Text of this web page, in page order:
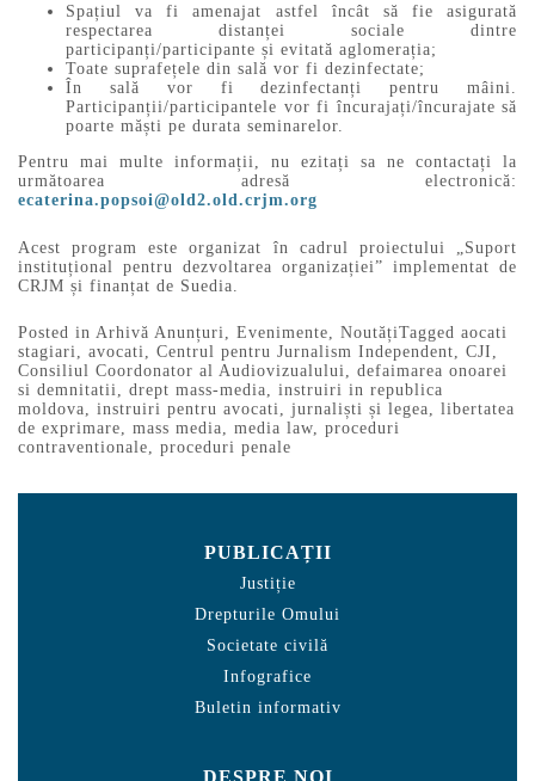
Spațiul va fi amenajat astfel încât să fie asigurată
respectarea distanței sociale dintre
participanți/participante și evitată aglomerația;
Toate suprafețele din sală vor fi dezinfectate;
În sală vor fi dezinfectanți pentru mâini.
Participanții/participantele vor fi încurajați/încurajate să
poarte măști pe durata seminarelor.
Pentru mai multe informații, nu ezitați sa ne contactați la
următoarea adresă electronică:
ecaterina.popsoi@old2.old.crjm.org
Acest program este organizat în cadrul proiectului „Suport
instituțional pentru dezvoltarea organizației” implementat de
CRJM și finanțat de Suedia.
Posted in Arhivă Anunțuri, Evenimente, NoutățiTagged aocati
stagiari, avocati, Centrul pentru Jurnalism Independent, CJI ,
Consiliul Coordonator al Audiovizualului, defaimarea onoarei
si demnitatii, drept mass-media, instruiri in republica
moldova, instruiri pentru avocati, jurnaliști și legea, libertatea
de exprimare, mass media, media law, proceduri
contraventionale, proceduri penale
PUBLICAȚII
Justiție
Drepturile Omului
Societate civilă
Infografice
Buletin informativ